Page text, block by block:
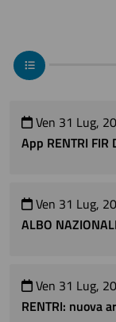
Ven 31 Lug,
App RENTRI FIR
Ven 31 Lug,
ALBO
Ven 31 Lug,
RENTRI: nuova